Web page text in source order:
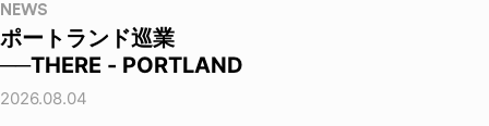
NEWS
ポートランド巡業
──THERE - PORTLAND
2026.08.04